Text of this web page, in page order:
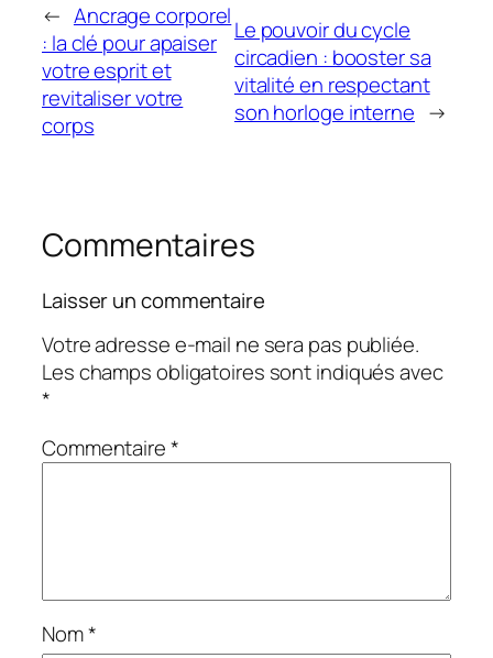
← Ancrage corporel
: la clé pour apaiser
votre esprit et
revitaliser votre
corps
Le pouvoir du cycle
circadien : booster sa
vitalité en respectant
son horloge interne →
Commentaires
Laisser un commentaire
Votre adresse e-mail ne sera pas publiée.
Les champs obligatoires sont indiqués avec
*
Commentaire*
Nom*